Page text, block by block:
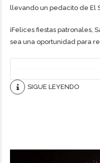
llevando un pedacito de El
¡Felices fiestas patronales,
sea una oportunidad para
SIGUE LEYENDO